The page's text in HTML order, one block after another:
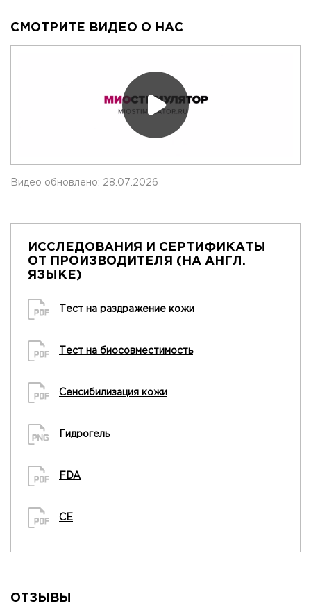
СМОТРИТЕ ВИДЕО О НАС
Видео обновлено: 28.07.2026
ИССЛЕДОВАНИЯ И СЕРТИФИКАТЫ
ОТ ПРОИЗВОДИТЕЛЯ (НА АНГЛ.
ЯЗЫКЕ)
Тест на раздражение кожи
Тест на биосовместимость
Сенсибилизация кожи
Гидрогель
FDA
CE
ОТЗЫВЫ